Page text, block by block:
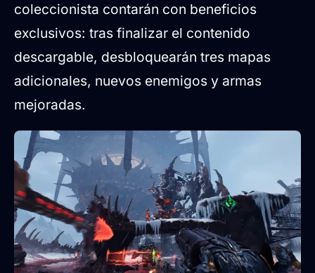
coleccionista contarán con beneficios
exclusivos: tras finalizar el contenido
descargable, desbloquearán tres mapas
adicionales, nuevos enemigos y armas
mejoradas.